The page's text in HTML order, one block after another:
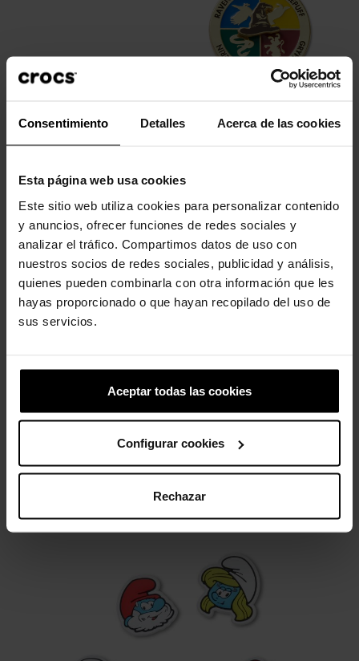
Consentimiento Detalles Acerca de las cookies
Esta página web usa cookies
Este sitio web utiliza cookies para personalizar contenido
y anuncios, ofrecer funciones de redes sociales y
analizar el tráfico. Compartimos datos de uso con
nuestros socios de redes sociales, publicidad y análisis,
quienes pueden combinarla con otra información que les
hayas proporcionado o que hayan recopilado del uso de
sus servicios.
Aceptar todas las cookies
Configurar cookies
Rechazar
Rueda giratoria sombrero...
-20%
3 otros productos de la misma
categoría: